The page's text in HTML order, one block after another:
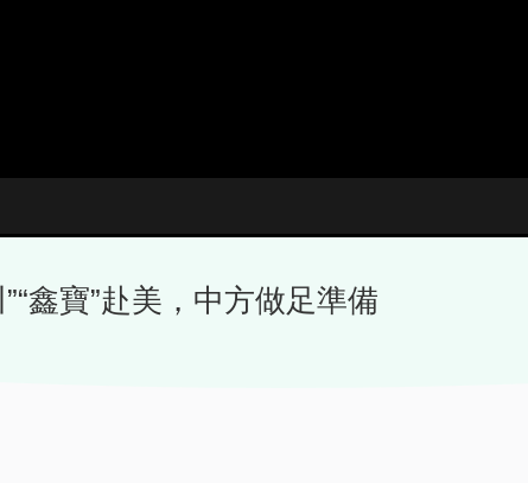
鑫寶”赴美，中方做足準備